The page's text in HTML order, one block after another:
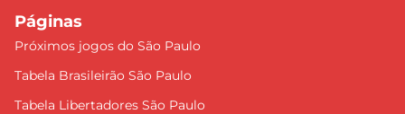
Páginas
Próximos jogos do São Paulo
Tabela Brasileirão São Paulo
Tabela Libertadores São Paulo